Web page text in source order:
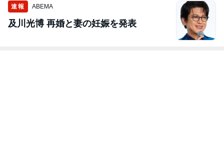
速報 ABEMA
及川光博 再婚と妻の妊娠を発表